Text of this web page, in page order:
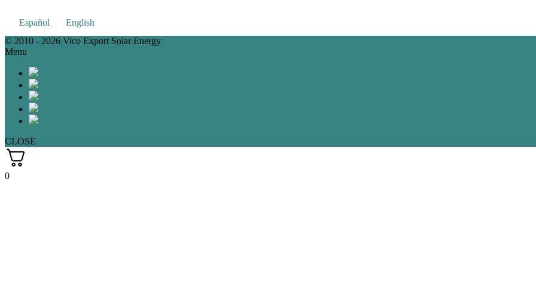
Español
English
© 2010 - 2026 Vico Export Solar Energy
Menu
CLOSE
0